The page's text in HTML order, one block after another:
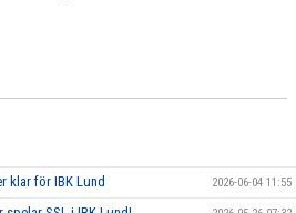
klar för IBK Lund 2026-06-04 11:55